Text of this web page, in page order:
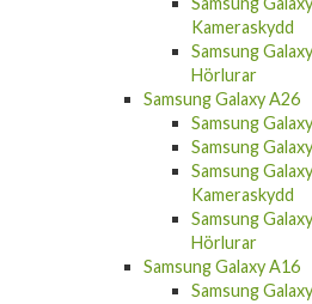
Kameraskydd
Samsung
Hörlurar
Samsung Galaxy A26
Samsung
Samsung
Samsung
Kameraskydd
Samsung
Hörlurar
Samsung Galaxy A16
Samsung